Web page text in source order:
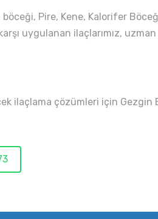
Pire, Kene, Kalorifer
uygulanan ilaçlarımız,
ilaçlama çözümleri için